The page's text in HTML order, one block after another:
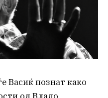
Васиќ познат како